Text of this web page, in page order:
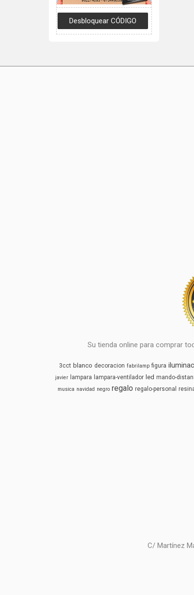
Su tienda online para comprar
3cct blanco decoracion fabrilamp figura
javier
lampara lampara-ventilador led mando-
musica navidad negro regalo regalo-personal
C/ Martínez